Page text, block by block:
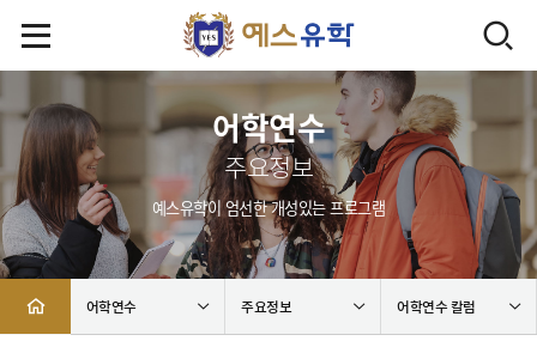
어학연수
주요정보
예스유학이 엄선한 개성있는 프로그램
어학연수 주요정보 어학연수 칼럼